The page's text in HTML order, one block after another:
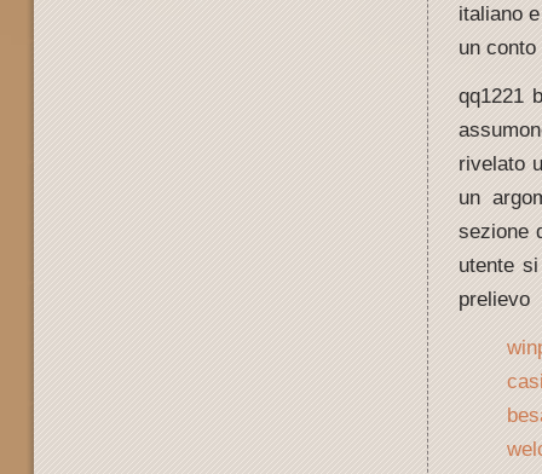
italiano
un
qq1221
rivelato
un
sezione
utente
prelievo